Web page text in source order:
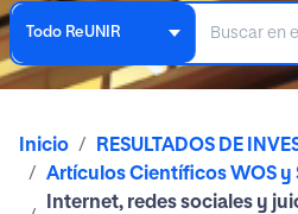
Todo ReUNIR
Inicio
RESULTADOS DE
Artículos Científicos WOS y
Internet, redes sociales y